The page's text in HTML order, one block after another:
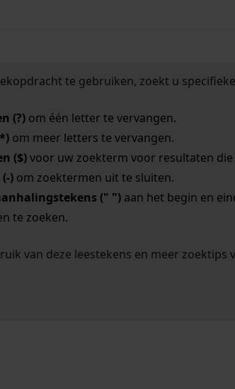
te gebruiken, zoekt u
(?)om één letter te vervangen.
om meer letters te vervangen.
($)voor uw zoekterm voor resultaten die
)om zoektermen uit te sluiten.
(" ")aan het begin en
te zoeken.
van deze leestekens en meer zoektips